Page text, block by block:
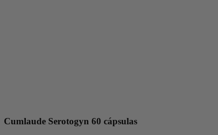
Cumlaude Serotogyn 60 cápsulas